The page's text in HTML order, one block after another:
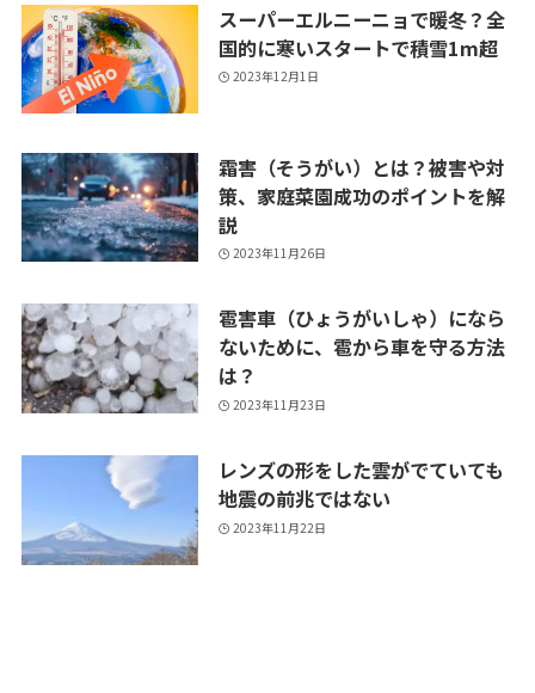
スーパーエルニーニョで暖冬？全
国的に寒いスタートで積雪1m超
2023年12月1日
霜害（そうがい）とは？被害や対
策、家庭菜園成功のポイントを解
説
2023年11月26日
雹害車（ひょうがいしゃ）になら
ないために、雹から車を守る方法
は？
2023年11月23日
レンズの形をした雲がでていても
地震の前兆ではない
2023年11月22日